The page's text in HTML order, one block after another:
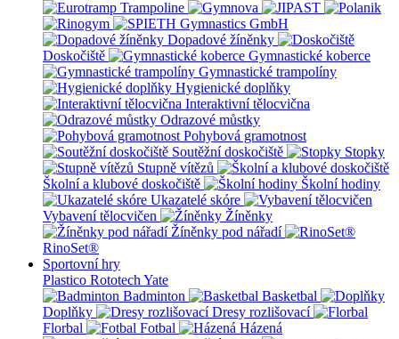
Dopadové žíněnky
Doskočiště
Gymnastické koberce
Gymnastické trampolíny
Hygienické doplňky
Interaktivní tělocvična
Odrazové můstky
Pohybová gramotnost
Soutěžní doskočiště
Stopky
Stupně vítězů
Školní a klubové doskočiště
Školní hodiny
Ukazatelé skóre
Vybavení tělocvičen
Žíněnky
Žíněnky pod nářadí
RinoSet®
Sportovní hry
Plastico Rototech Yate
Badminton
Basketbal
Doplňky
Dresy rozlišovací
Florbal
Fotbal
Házená